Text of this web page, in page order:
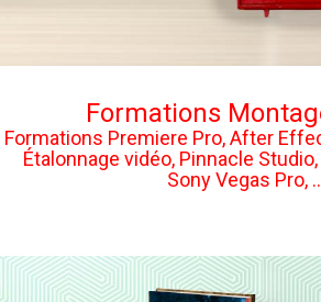
Formations
Formations Premiere Pro, After
Étalonnage vidéo, Pinnacle
Sony Vegas Pro,